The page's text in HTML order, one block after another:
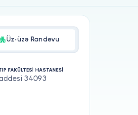
Üz-üzə Randevu
FAKÜLTESİ HASTANESİ
34093